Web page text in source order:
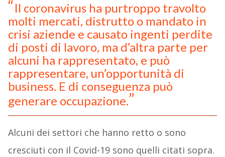
Il coronavirus ha purtroppo travolto
molti mercati, distrutto o mandato in
crisi aziende e causato ingenti perdite
di posti di lavoro, ma d’altra parte per
alcuni ha rappresentato, e può
rappresentare, un’opportunità di
business. E di conseguenza può
generare occupazione.
Alcuni dei settori che hanno retto o sono
cresciuti con il Covid-19 sono quelli citati sopra.